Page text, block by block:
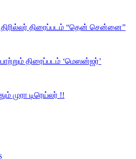
திரில்லர் திரைப்படம் “தென் சென்னை”
திரைப்படம் ‘மெஸன்ஜர்’
முரா டிரெய்லர் !!